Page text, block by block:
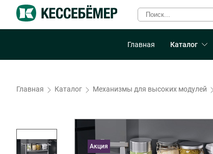
Главная Каталог
Главная Каталог Механизмы для высоких модулей
Акция